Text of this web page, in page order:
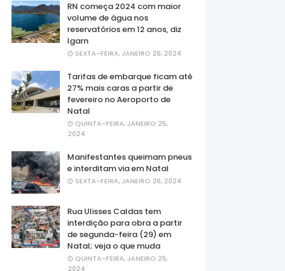
RN começa 2024 com maior
volume de água nos
reservatórios em 12 anos, diz
Igarn
SEXTA-FEIRA, JANEIRO 26, 2024
Tarifas de embarque ficam até
27% mais caras a partir de
fevereiro no Aeroporto de
Natal
QUINTA-FEIRA, JANEIRO 25,
2024
Manifestantes queimam pneus
e interditam via em Natal
SEXTA-FEIRA, JANEIRO 26, 2024
Rua Ulisses Caldas tem
interdição para obra a partir
de segunda-feira (29) em
Natal; veja o que muda
QUINTA-FEIRA, JANEIRO 25,
2024